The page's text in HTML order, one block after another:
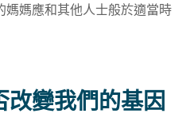
媽媽應和其他人士般於適當時
變我們的基因